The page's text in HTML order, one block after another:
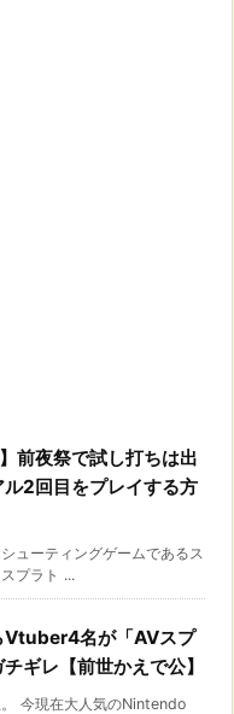
前夜祭で試し打ちは出
2回目をプレイする方
ューティングゲームであるス
プラト ...
Vtuber4名が「AVスプ
ギレ【前世かえで公】
今現在大人気のNintendo